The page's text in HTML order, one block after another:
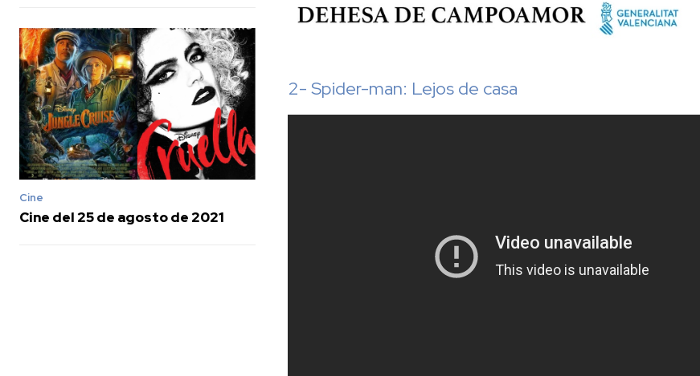
Cine
Cine del 25 de agosto de 2021
2- Spider-man: Lejos de casa